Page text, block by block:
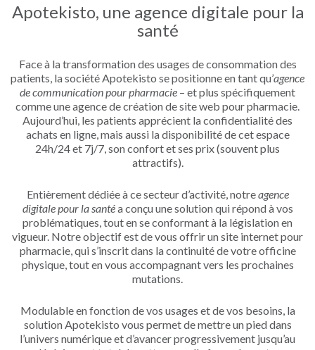
Apotekisto, une agence digitale pour la
santé
Face à la transformation des usages de consommation des
patients, la société Apotekisto se positionne en tant qu’agence
de communication pour pharmacie – et plus spécifiquement
comme une agence de création de site web pour pharmacie.
Aujourd’hui, les patients apprécient la confidentialité des
achats en ligne, mais aussi la disponibilité de cet espace
24h/24 et 7j/7, son confort et ses prix (souvent plus
attractifs).
Entièrement dédiée à ce secteur d’activité, notreagence
digitale pour la santéa conçu une solution qui répond à vos
problématiques, tout en se conformant à la législation en
vigueur. Notre objectif est de vous offrir un site internet pour
pharmacie, qui s’inscrit dans la continuité de votre officine
physique, tout en vous accompagnant vers les prochaines
mutations.
Modulable en fonction de vos usages et de vos besoins, la
solution Apotekisto vous permet de mettre un pied dans
l’univers numérique et d’avancer progressivement jusqu’au